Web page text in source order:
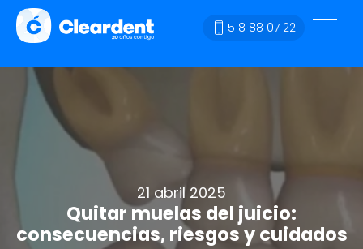
518 88 07 22
21 abril 2025
Quitar muelas del juicio:
consecuencias, riesgos y cuidados